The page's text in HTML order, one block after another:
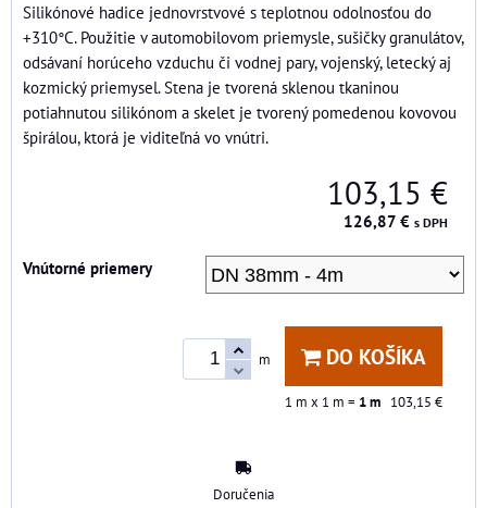
Silikónové hadice jednovrstvové s teplotnou odolnosťou do
+310°C. Použitie v automobilovom priemysle, sušičky granulátov,
odsávaní horúceho vzduchu či vodnej pary, vojenský, letecký aj
kozmický priemysel. Stena je tvorená sklenou tkaninou
potiahnutou silikónom a skelet je tvorený pomedenou kovovou
špirálou, ktorá je viditeľná vo vnútri.
103,15 €
126,87 € s DPH
Vnútorné priemery
m DO KOŠÍKA
1 m x 1 m = 1m 103,15 €
Doručenia